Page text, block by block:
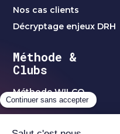
Nos cas clients
Décryptage enjeux DRH
Méthode &
Clubs
Méthode WILCO